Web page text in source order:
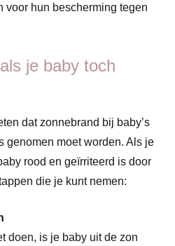
voor hun bescherming tegen
je baby toch
dat zonnebrand bij baby’s
genomen moet worden. Als je
rood en geïrriteerd is door
die je kunt nemen:
doen, is je baby uit de zon